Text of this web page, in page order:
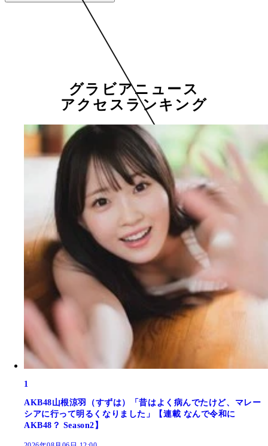
グラビアニュース
アクセスランキング
1
AKB48山根涼羽（すずは）「昔はよく病んでたけど、マレー
シアに行って明るくなりました」【連載 なんで令和に
AKB48？ Season2】